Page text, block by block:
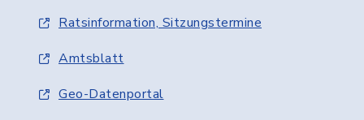
Ratsinformation, Sitzungstermine
Amtsblatt
Geo-Datenportal